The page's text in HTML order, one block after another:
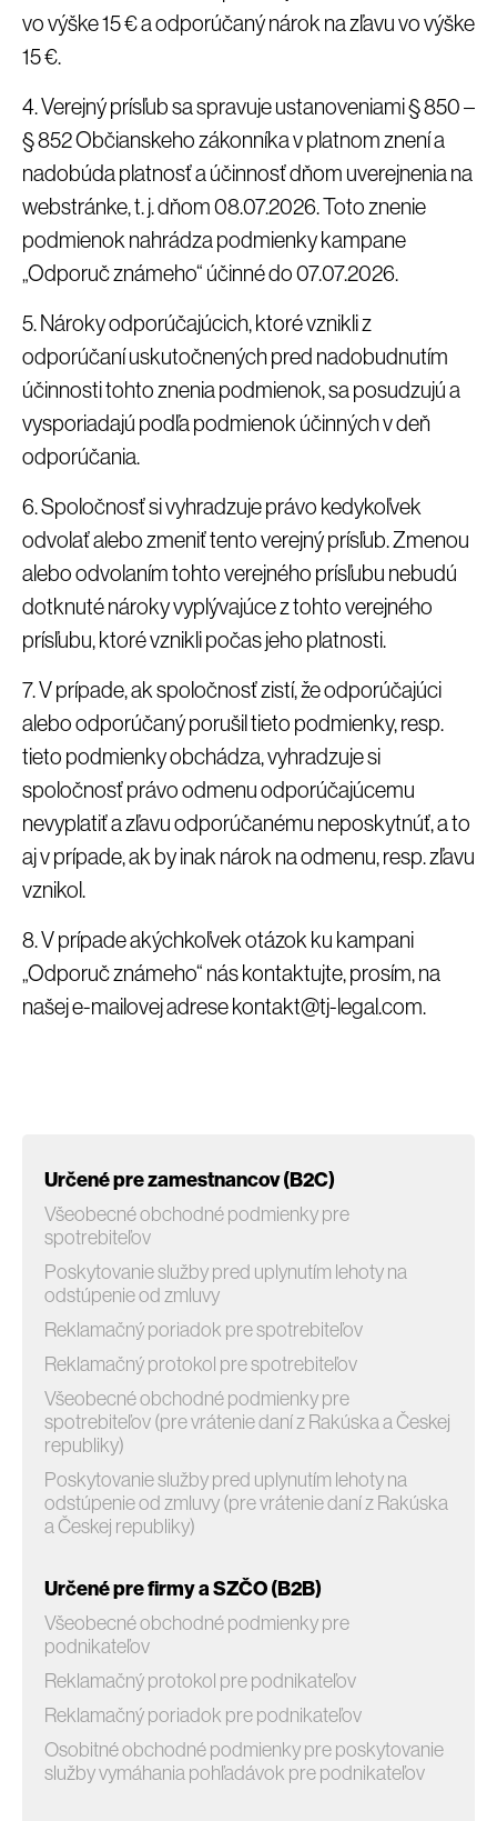
vo výške 15 € a odporúčaný nárok na zľavu vo výške
15 €.
4. Verejný prísľub sa spravuje ustanoveniami § 850 –
§ 852 Občianskeho zákonníka v platnom znení a
nadobúda platnosť a účinnosť dňom uverejnenia na
webstránke, t. j. dňom 08.07.2026. Toto znenie
podmienok nahrádza podmienky kampane
„Odporuč známeho“ účinné do 07.07.2026.
5. Nároky odporúčajúcich, ktoré vznikli z
odporúčaní uskutočnených pred nadobudnutím
účinnosti tohto znenia podmienok, sa posudzujú a
vysporiadajú podľa podmienok účinných v deň
odporúčania.
6. Spoločnosť si vyhradzuje právo kedykoľvek
odvolať alebo zmeniť tento verejný prísľub. Zmenou
alebo odvolaním tohto verejného prísľubu nebudú
dotknuté nároky vyplývajúce z tohto verejného
prísľubu, ktoré vznikli počas jeho platnosti.
7. V prípade, ak spoločnosť zistí, že odporúčajúci
alebo odporúčaný porušil tieto podmienky, resp.
tieto podmienky obchádza, vyhradzuje si
spoločnosť právo odmenu odporúčajúcemu
nevyplatiť a zľavu odporúčanému neposkytnúť, a to
aj v prípade, ak by inak nárok na odmenu, resp. zľavu
vznikol.
8. V prípade akýchkoľvek otázok ku kampani
„Odporuč známeho“ nás kontaktujte, prosím, na
našej e-mailovej adrese kontakt@tj-legal.com.
Určené pre zamestnancov (B2C)
Všeobecné obchodné podmienky pre
spotrebiteľov
Poskytovanie služby pred uplynutím lehoty na
odstúpenie od zmluvy
Reklamačný poriadok pre spotrebiteľov
Reklamačný protokol pre spotrebiteľov
Všeobecné obchodné podmienky pre
spotrebiteľov (pre vrátenie daní z Rakúska a Českej
republiky)
Poskytovanie služby pred uplynutím lehoty na
odstúpenie od zmluvy (pre vrátenie daní z Rakúska
a Českej republiky)
Určené pre firmy a SZČO (B2B)
Všeobecné obchodné podmienky pre
podnikateľov
Reklamačný protokol pre podnikateľov
Reklamačný poriadok pre podnikateľov
Osobitné obchodné podmienky pre poskytovanie
služby vymáhania pohľadávok pre podnikateľov